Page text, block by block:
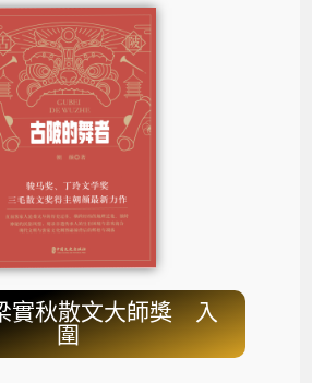
實秋散文大師獎 入
圍